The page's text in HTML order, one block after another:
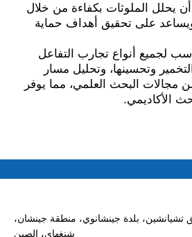
يحلل الملوثات بكفاءة من خلال
ويساعد على تحقيق أهداف حماية
لجميع أنواع تجارب التفاعل
وتحسينها، وتحليل مسار
من مجالات البحث العلمي، مما يوفر
الأكاديمي.
رقم 307 طريق تشيانشين، بلدة جينشانوي، منطقة جينشان،
شنغهاي، الصين